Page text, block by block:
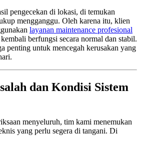
pengecekan di lokasi, di temukan
mengganggu. Oleh karena itu, klien
layanan maintenance profesional
berfungsi secara normal dan stabil.
penting untuk mencegah kerusakan yang
dan Kondisi Sistem
menyeluruh, tim kami menemukan
yang perlu segera di tangani. Di